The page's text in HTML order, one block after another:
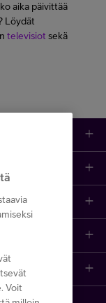
aika päivittää
Löydät
televisiot sekä
Voit